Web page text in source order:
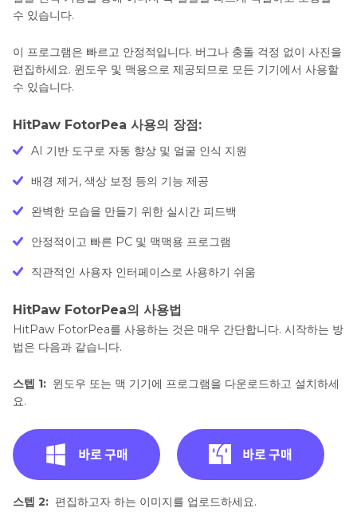
수 있습니다.
이 프로그램은 빠르고 안정적입니다. 버그나 충돌 걱정 없이 사진을
편집하세요. 윈도우 및 맥용으로 제공되므로 모든 기기에서 사용할
수 있습니다.
HitPaw FotorPea 사용의 장점:
AI 기반 도구로 자동 향상 및 얼굴 인식 지원
배경 제거, 색상 보정 등의 기능 제공
완벽한 모습을 만들기 위한 실시간 피드백
안정적이고 빠른 PC 및 맥맥용 프로그램
직관적인 사용자 인터페이스로 사용하기 쉬움
HitPaw FotorPea의 사용법
HitPaw FotorPea를 사용하는 것은 매우 간단합니다. 시작하는 방
법은 다음과 같습니다.
스텝 1: 윈도우 또는 맥 기기에 프로그램을 다운로드하고 설치하세
요.
스텝 2: 편집하고자 하는 이미지를 업로드하세요.